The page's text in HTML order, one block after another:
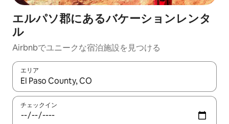
エルパソ郡にあるバケーションレンタ
ル
Airbnbでユニークな宿泊施設を見つける
エリア
検索結果が表示されたら、上下の矢印キーを使って移動するか
チェックイン